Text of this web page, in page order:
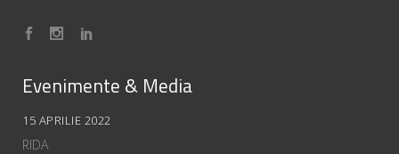
Evenimente & Media
15 APRILIE 2022
RIDA